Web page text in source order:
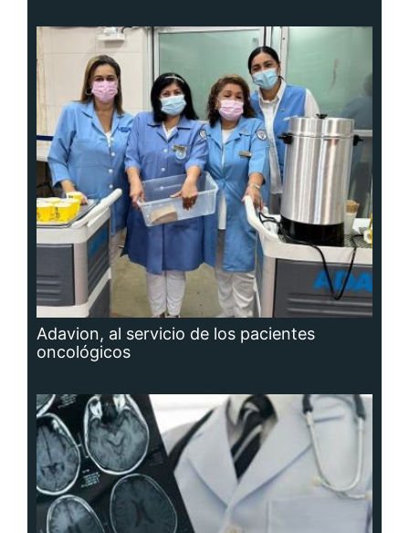
Adavion, al servicio de los pacientes
oncológicos